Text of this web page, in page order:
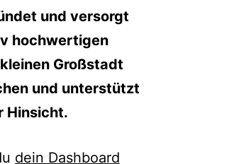
und versorgt
hochwertigen
Großstadt
und unterstützt
Hinsicht.
dein Dashboard